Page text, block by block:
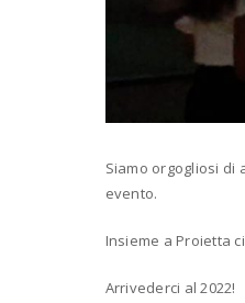
Siamo orgogliosi
evento.
Insieme a Proietta
Arrivederci al 2022!